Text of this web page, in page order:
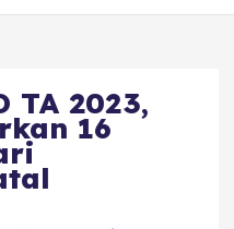
TA 2023,
16